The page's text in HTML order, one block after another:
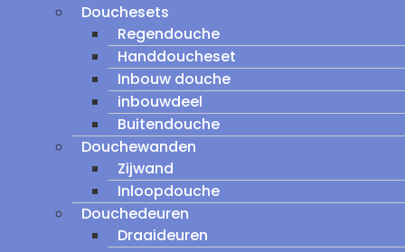
Douchesets
Regendouche
Handdoucheset
Inbouw douche
inbouwdeel
Buitendouche
Douchewanden
Zijwand
Inloopdouche
Douchedeuren
Draaideuren